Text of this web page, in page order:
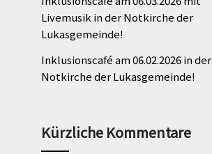
Livemusik in der Notkirche der
Lukasgemeinde!
Inklusionscafé am 06.02.2026 in der
Notkirche der Lukasgemeinde!
Kürzliche Kommentare